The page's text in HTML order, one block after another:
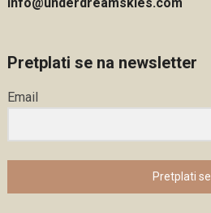
info@underdreamskies.com
Pretplati se na newsletter
Email
Pretplati se